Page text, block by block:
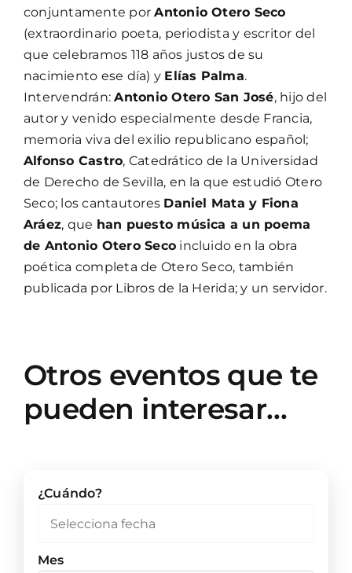
conjuntamente porAntonio Otero Seco
(extraordinario poeta, periodista y escritor del
que celebramos 118 años justos de su
nacimiento ese día) y Elías Palma.
Intervendrán:Antonio Otero San José, hijo del
autor y venido especialmente desde Francia,
memoria viva del exilio republicano español;
Alfonso Castro, Catedrático de la Universidad
de Derecho de Sevilla, en la que estudió Otero
Seco; los cantautores Daniel Mata y Fiona
Aráez, que han puesto música a un poema
de Antonio Otero Seco incluido en la obra
poética completa de Otero Seco, también
publicada por Libros de la Herida; y un servidor.
Otros eventos que te
pueden interesar…
¿Cuándo?
Mes